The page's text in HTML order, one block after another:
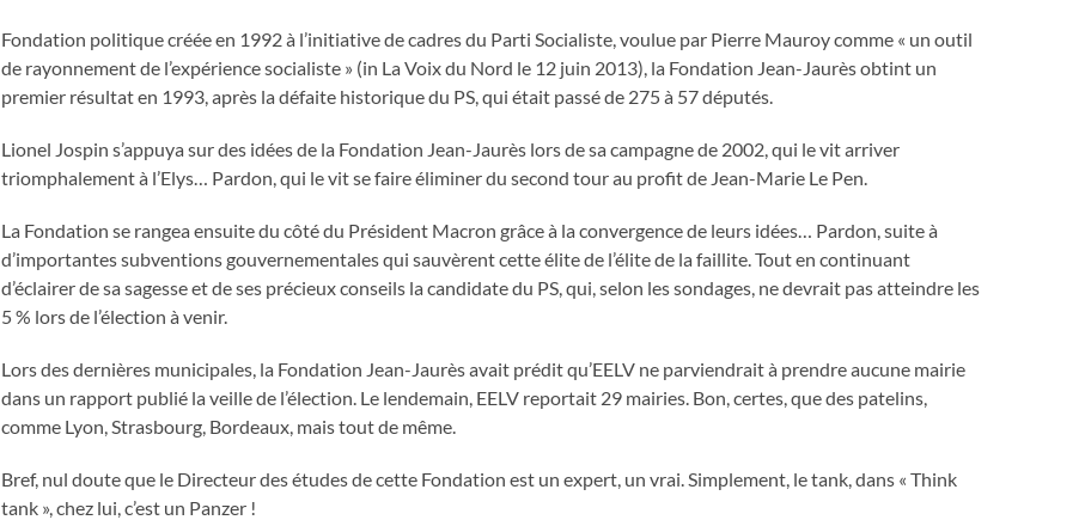
Fondation politique créée en 1992 à l’initiative de cadres du Parti Socialiste, voulue par Pierre Mauroy comme « un outil
de rayonnement de l’expérience socialiste » (in La Voix du Nord le 12 juin 2013), la Fondation Jean-Jaurès obtint un
premier résultat en 1993, après la défaite historique du PS, qui était passé de 275 à 57 députés.
Lionel Jospin s’appuya sur des idées de la Fondation Jean-Jaurès lors de sa campagne de 2002, qui le vit arriver
triomphalement à l’Elys… Pardon, qui le vit se faire éliminer du second tour au profit de Jean-Marie Le Pen.
La Fondation se rangea ensuite du côté du Président Macron grâce à la convergence de leurs idées… Pardon, suite à
d’importantes subventions gouvernementales qui sauvèrent cette élite de l’élite de la faillite. Tout en continuant
d’éclairer de sa sagesse et de ses précieux conseils la candidate du PS, qui, selon les sondages, ne devrait pas atteindre les
5 % lors de l’élection à venir.
Lors des dernières municipales, la Fondation Jean-Jaurès avait prédit qu’EELV ne parviendrait à prendre aucune mairie
dans un rapport publié la veille de l’élection. Le lendemain, EELV reportait 29 mairies. Bon, certes, que des patelins,
comme Lyon, Strasbourg, Bordeaux, mais tout de même.
Bref, nul doute que le Directeur des études de cette Fondation est un expert, un vrai. Simplement, le tank, dans « Think
tank », chez lui, c’est un Panzer !